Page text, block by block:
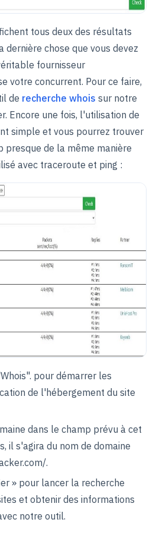
tous deux des résultats
dernière chose que vous devez
fournisseur
votre concurrent. Pour ce faire,
de recherche whois sur notre
Encore une fois, l'utilisation de
simple et vous pourrez trouver
presque de la même manière
avec traceroute et ping :
pour démarrer les
de l'hébergement du site
dans le champ prévu à cet
il s'agira du nom de domaine
.
» pour lancer la recherche
et obtenir des informations
notre outil.